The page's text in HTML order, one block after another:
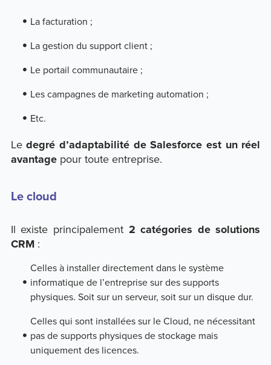
La facturation ;
La gestion du support client ;
Le portail communautaire ;
Les campagnes de marketing automation ;
Etc.
Ledegré d’adaptabilité de Salesforce est un réel
avantagepour toute entreprise.
Le cloud
Il existe principalement2 catégories de solutions
CRM:
Celles à installer directement dans le système
informatique de l’entreprise sur des supports
physiques. Soit sur un serveur, soit sur un disque dur.
Celles qui sont installées sur le Cloud, ne nécessitant
pas de supports physiques de stockage mais
uniquement des licences.